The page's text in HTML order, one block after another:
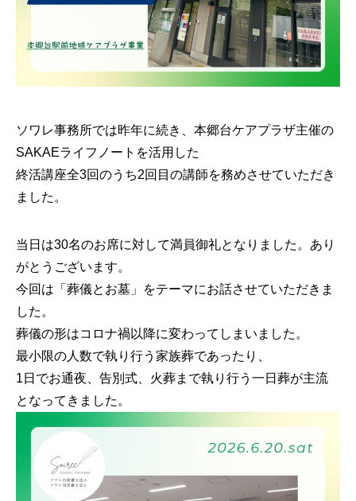
ソワレ事務所では昨年に続き、本郷台ケアプラザ主催の
SAKAEライフノートを活用した
終活講座全3回のうち2回目の講師を務めさせていただき
ました。
当日は30名のお席に対して満員御礼となりました。あり
がとうございます。
今回は「葬儀とお墓」をテーマにお話させていただきま
した。
葬儀の形はコロナ禍以降に変わってしまいました。
最小限の人数で執り行う家族葬であったり、
1日でお通夜、告別式、火葬まで執り行う一日葬が主流
となってきました。